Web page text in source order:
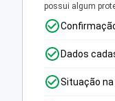
possui algum
Dados
Situação na